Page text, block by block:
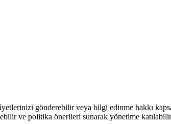
gönderebilir veya bilgi edinme hakkı
ve politika önerileri sunarak yönetime